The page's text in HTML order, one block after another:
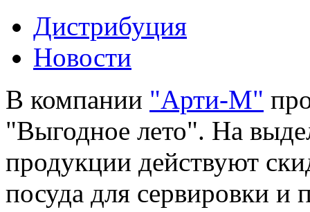
Дистрибуция
Новости
В компании "Арти-М"
"Выгодное лето". На
продукции действуют
посуда для сервировки и